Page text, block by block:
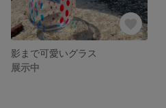
影まで可愛いグラス
展示中